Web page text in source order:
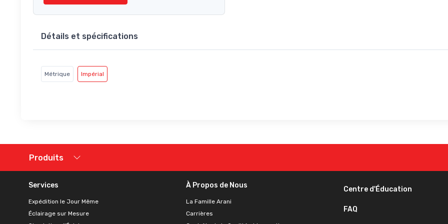
Détails et spécifications
Métrique Impérial
Produits
Services
Expédition le Jour Même
Éclairage sur Mesure
À Propos de Nous
La Famille Arani
Carrières
Centre d'Éducation
FAQ